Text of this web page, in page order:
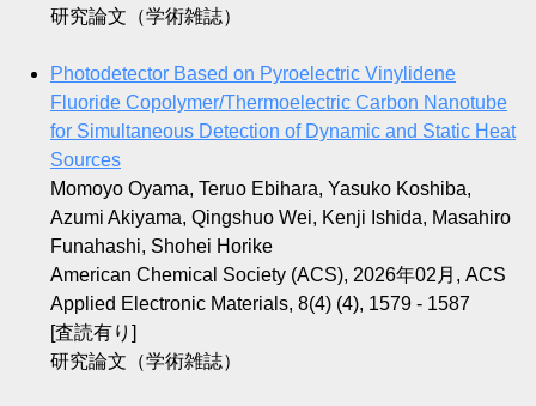
研究論文（学術雑誌）
Photodetector Based on Pyroelectric Vinylidene
Fluoride Copolymer/Thermoelectric Carbon Nanotube
for Simultaneous Detection of Dynamic and Static Heat
Sources
Momoyo Oyama, Teruo Ebihara, Yasuko Koshiba,
Azumi Akiyama, Qingshuo Wei, Kenji Ishida, Masahiro
Funahashi, Shohei Horike
American Chemical Society (ACS), 2026年02月, ACS
Applied Electronic Materials, 8(4) (4), 1579 - 1587
[査読有り]
研究論文（学術雑誌）